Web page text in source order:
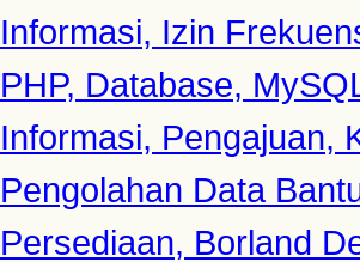
Informasi, Izin
PHP, Database,
Informasi, Pengajuan,
Pengolahan Data
Persediaan, Borland